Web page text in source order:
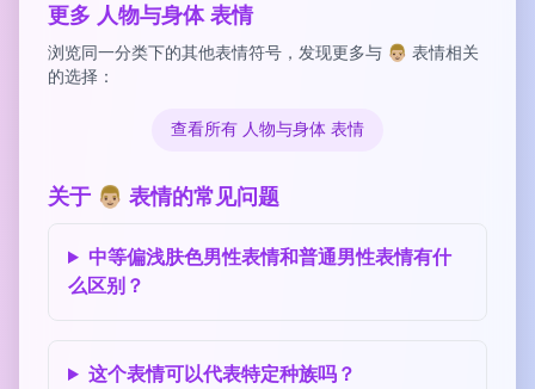
更多 人物与身体 表情
浏览同一分类下的其他表情符号，发现更多与 👨🏼 表情相关
的选择：
查看所有 人物与身体 表情
关于 👨🏼 表情的常见问题
中等偏浅肤色男性表情和普通男性表情有什
么区别？
这个表情可以代表特定种族吗？